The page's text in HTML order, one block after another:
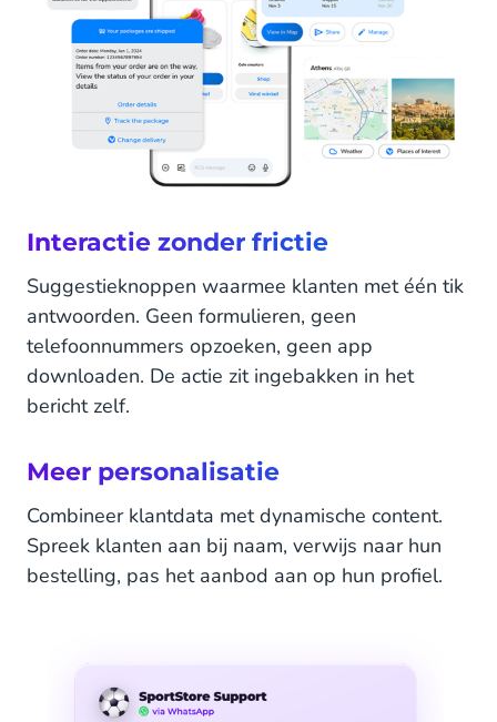
Interactie zonder frictie
Suggestieknoppen waarmee klanten met één tik
antwoorden. Geen formulieren, geen
telefoonnummers opzoeken, geen app
downloaden. De actie zit ingebakken in het
bericht zelf.
Meer personalisatie
Combineer klantdata met dynamische content.
Spreek klanten aan bij naam, verwijs naar hun
bestelling, pas het aanbod aan op hun profiel.